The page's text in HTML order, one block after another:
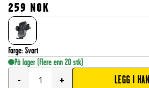
259 NOK
Farge: Svart
På lager (Flere enn 20 stk)
-
+ LEGG I